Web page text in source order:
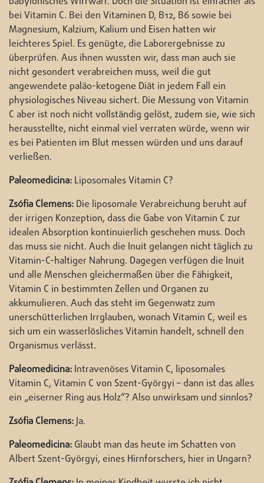
bei Vitamin C. Bei den Vitaminen D, B12, B6 sowie bei
Magnesium, Kalzium, Kalium und Eisen hatten wir
leichteres Spiel. Es genügte, die Laborergebnisse zu
überprüfen. Aus ihnen wussten wir, dass man auch sie
nicht gesondert verabreichen muss, weil die gut
angewendete paläo-ketogene Diät in jedem Fall ein
physiologisches Niveau sichert. Die Messung von Vitamin
C aber ist noch nicht vollständig gelöst, zudem sie, wie sich
herausstellte, nicht einmal viel verraten würde, wenn wir
es bei Patienten im Blut messen würden und uns darauf
verließen.
Paleomedicina: Liposomales Vitamin C?
Zsófia Clemens: Die liposomale Verabreichung beruht auf
der irrigen Konzeption, dass die Gabe von Vitamin C zur
idealen Absorption kontinuierlich geschehen muss. Doch
das muss sie nicht. Auch die Inuit gelangen nicht täglich zu
Vitamin-C-haltiger Nahrung. Dagegen verfügen die Inuit
und alle Menschen gleichermaßen über die Fähigkeit,
Vitamin C in bestimmten Zellen und Organen zu
akkumulieren. Auch das steht im Gegenwatz zum
unerschütterlichen Irrglauben, wonach Vitamin C, weil es
sich um ein wasserlösliches Vitamin handelt, schnell den
Organismus verlässt.
Paleomedicina: Intravenöses Vitamin C, liposomales
Vitamin C, Vitamin C von Szent-Györgyi – dann ist das alles
ein „eiserner Ring aus Holz“? Also unwirksam und sinnlos?
Zsófia Clemens:Ja.
Paleomedicina: Glaubt man das heute im Schatten von
Albert Szent-Györgyi, eines Hirnforschers, hier in Ungarn?